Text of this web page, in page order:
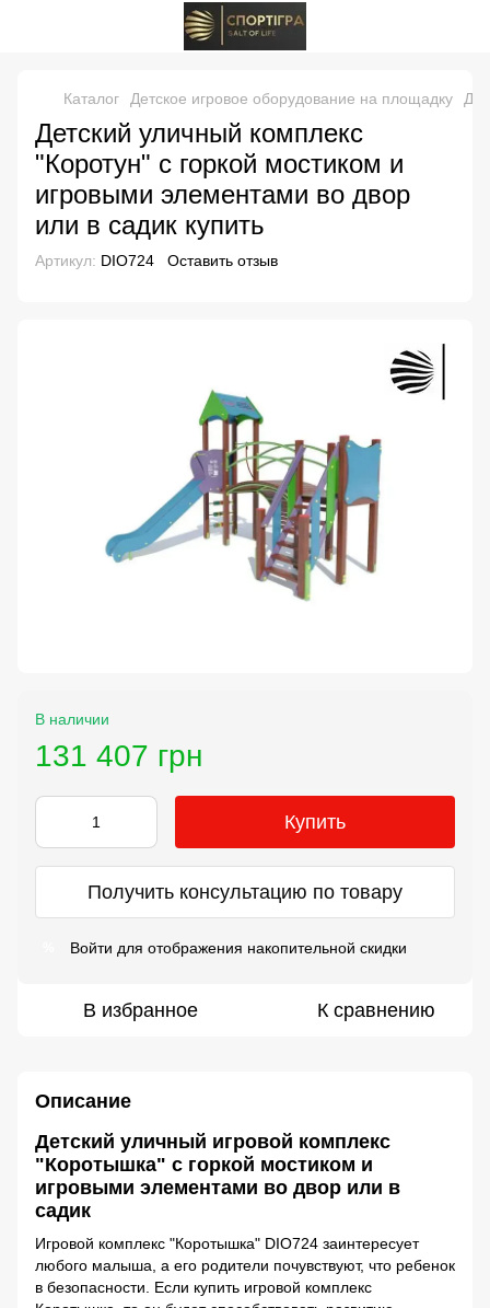
Каталог Детское игровое оборудование на площадку
Детский уличный комплекс
"Коротун" с горкой мостиком и
игровыми элементами во двор
или в садик купить
Артикул: DIO724 Оставить отзыв
В наличии
131 407 грн
Купить
Получить консультацию по товару
Войти для отображения накопительной скидки
В избранное К сравнению
Описание
Детский уличный игровой комплекс
"Коротышка" с горкой мостиком и
игровыми элементами во двор или в
садик
Игровой комплекс "Коротышка" DIO724 заинтересует
любого малыша, а его родители почувствуют, что ребенок
в безопасности. Если купить игровой комплекс